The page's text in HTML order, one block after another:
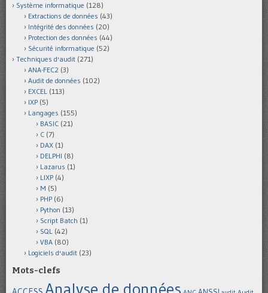
Système informatique (128)
Extractions de données (43)
Intégrité des données (20)
Protection des données (44)
Sécurité informatique (52)
Techniques d'audit (271)
ANA-FEC2 (3)
Audit de données (102)
EXCEL (113)
IXP (5)
Langages (155)
BASIC (21)
C (7)
DAX (1)
DELPHI (8)
Lazarus (1)
LIXP (4)
M (5)
PHP (6)
Python (13)
Script Batch (1)
SQL (42)
VBA (80)
Logiciels d'audit (23)
Mots-clefs
Analyse de données